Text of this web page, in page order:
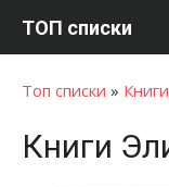
ТОП списки
Топ списки » Книги
Книги